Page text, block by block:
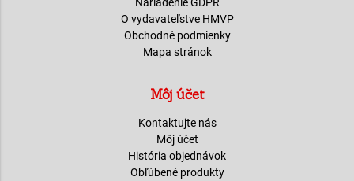
O vydavateľstve HMVP
Obchodné podmienky
Mapa stránok
Môj účet
Kontaktujte nás
Môj účet
História objednávok
Obľúbené produkty